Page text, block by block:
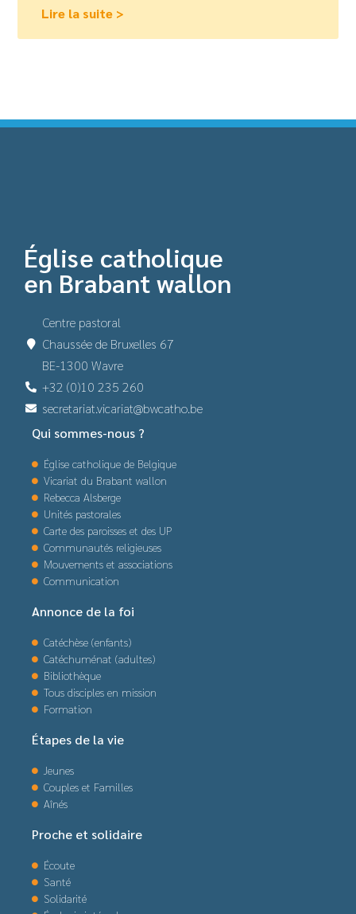
Lire la suite >
Église catholique
en Brabant wallon
Centre pastoral
Chaussée de Bruxelles 67
BE-1300 Wavre
+32 (0)10 235 260
secretariat.vicariat@bwcatho.be
Qui sommes-nous ?
Église catholique de Belgique
Vicariat du Brabant wallon
Rebecca Alsberge
Unités pastorales
Carte des paroisses et des UP
Communautés religieuses
Mouvements et associations
Communication
Annonce de la foi
Catéchèse (enfants)
Catéchuménat (adultes)
Bibliothèque
Tous disciples en mission
Formation
Étapes de la vie
Jeunes
Couples et Familles
Aînés
Proche et solidaire
Écoute
Santé
Solidarité